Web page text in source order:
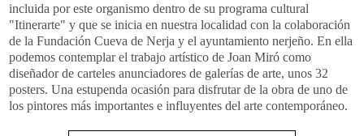
incluida por este organismo dentro de su programa cultural
"Itinerarte" y que se inicia en nuestra localidad con la colaboración
de la Fundación Cueva de Nerja y el ayuntamiento nerjeño. En ella
podemos contemplar el trabajo artístico de Joan Miró como
diseñador de carteles anunciadores de galerías de arte, unos 32
posters. Una estupenda ocasión para disfrutar de la obra de uno de
los pintores más importantes e influyentes del arte contemporáneo.